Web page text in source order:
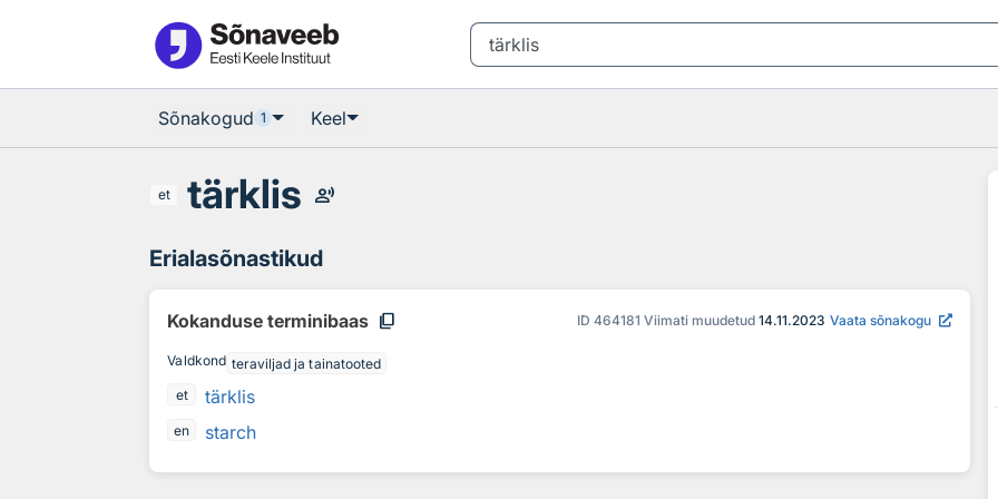
Sõnakogud 1 Keel
et tärklis record_voice_over
Erialasõnastikud
Kokanduse terminibaas content_copy ID 464181 Viimati muudetud 14.11.2023 Vaata sõnakogu
Valdkond teraviljad ja tainatooted
et
tärklis
en starch